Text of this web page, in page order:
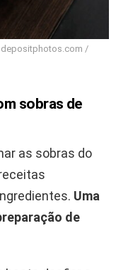
depositphotos.com /
sobras de
as sobras do
Uma
de